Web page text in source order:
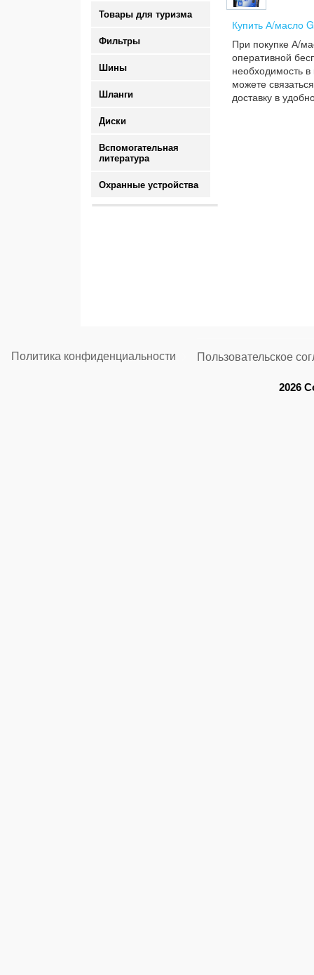
Товары для туризма
Фильтры
Шины
Шланги
Диски
Вспомогательная
литература
Охранные устройства
Купить А/масло
При покупке А/
оперативной
необходимость
можете
доставку в
Политика конфиденциальности Пользовательское
2026